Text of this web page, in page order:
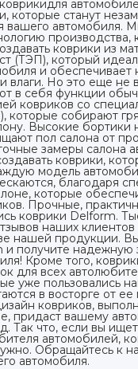
которые станут
вашего автомобиля.
производства,
коврики из
(ТЭП), который
и
влаги. Но это еще не
в себя функции
ковриков со
которые собирают
Высокие бортики
пол салона от
замеры салона
коврики,
модель
благодаря
которые
Прочные,
коврики Delform.
наших клиентов
нашей продукции.
и получите надежную
Кроме того,
для всех
уже пользовались
в восторге от ее
ковриков,
придаст вашему
Так что, если вы
автомобилей,
Обращайтесь к
автомобиля.